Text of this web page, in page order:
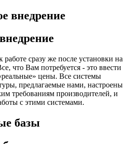
внедрение
работе сразу же после установки на
что Вам потребуется - это ввести
цены. Все системы
предлагаемые нами, настроены
требованиям производителей, и
с этими системами.
базы